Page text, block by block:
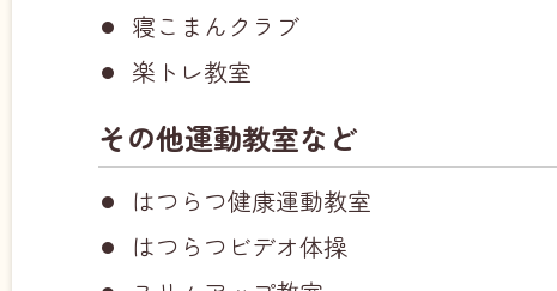
寝こまんクラブ
楽トレ教室
その他運動教室など
はつらつ健康運動教室
はつらつビデオ体操